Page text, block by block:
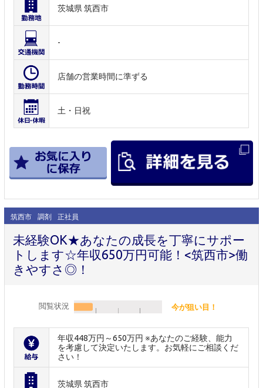
茨城県 筑西市
-
店舗の営業時間に準ずる
土・日祝
筑西市 調剤 正社員
未経験OK★あなたの成長を丁寧にサポー
トします☆年収650万円可能！<筑西市>働
きやすさ◎！
閲覧状況 今が狙い目！
年収448万円～650万円 ※あなたのご経験、能力
を考慮して決定いたします。お気軽にご相談くだ
さい！
茨城県 筑西市